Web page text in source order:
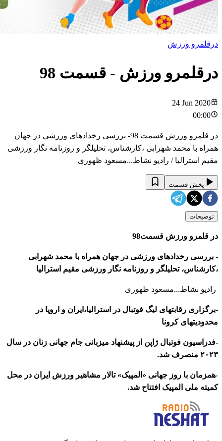
درقلمرو ورزش
درقلمرو ورزش - قسمت 98
24 Jun 2020
00:00
در قلمرو ورزش قسمت 98- بررسی رخدادهای ورزشی در جهان
همراه با محمد شهرابی ،کارشناس، تحلیلگر و روزنامه نگار ورزشی
مقیم استرالیا / رادیو نشاط...مسعود ظهوری
پخش قسمت
توضیحات
در قلمرو ورزش قسمت98
- بررسی رخدادهای ورزشی در جهان همراه با محمد شهرابی
،کارشناس، تحلیلگر و روزنامه نگار ورزشی مقیم استرالیا
رادیو نشاط...مسعود ظهوری
-برگزاری رقابتهای لیگ فوتبال در استرالیا،ایران و اروپا در
محدودیتهای کرونا
-فدراسیون فوتبال ژاپن از پیشنهاد میزبانی جام جهانی زنان در سال
۲۰۲۳ منصرف شد.
-همزمان با روز جهانی «المپیک» تالار مشاهیر ورزش ایران در محل
کمیته ملی المپیک افتتاح شد.